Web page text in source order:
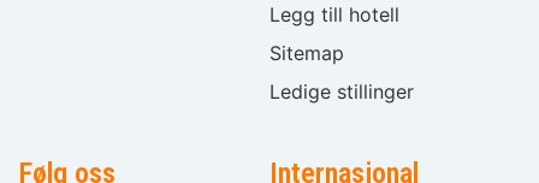
Legg till hotell
Sitemap
Ledige stillinger
Følg oss Internasjonal